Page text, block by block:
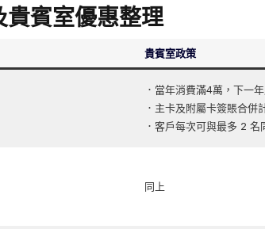
賓室優惠整理
貴賓室政策
．當年消費滿4萬，下一
．主卡及附屬卡簽賬合併
．客戶每次可與最多 2
同上